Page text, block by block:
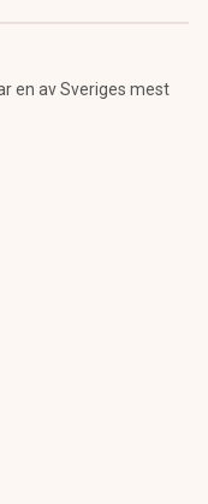
en av Sveriges mest